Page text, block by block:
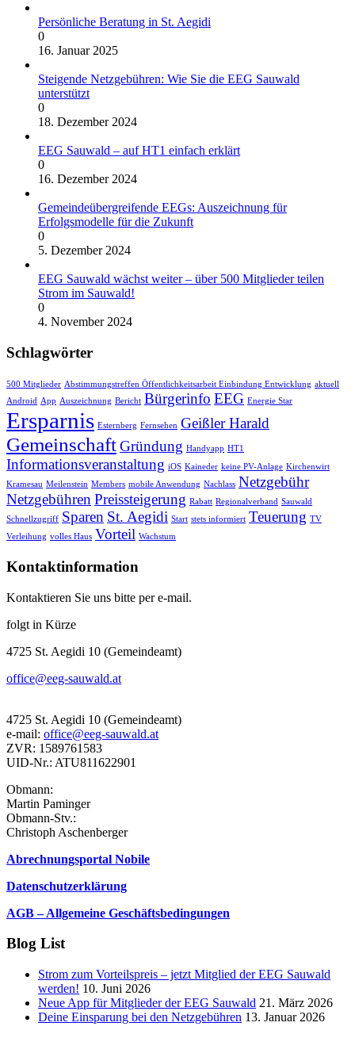
Persönliche Beratung in St. Aegidi
0
16. Januar 2025
Steigende Netzgebühren: Wie Sie die EEG Sauwald
unterstützt
0
18. Dezember 2024
EEG Sauwald – auf HT1 einfach erklärt
0
16. Dezember 2024
Gemeindeübergreifende EEGs: Auszeichnung für
Erfolgsmodelle für die Zukunft
0
5. Dezember 2024
EEG Sauwald wächst weiter – über 500 Mitglieder teilen
Strom im Sauwald!
0
4. November 2024
Schlagwörter
500 Mitglieder Abstimmungstreffen Öffentlichkeitsarbeit Einbindung Entwicklung aktuell
Android App Auszeichnung Bericht Bürgerinfo EEG Energie Star
Ersparnis Esternberg Fernsehen Geißler Harald
GemeinschaftGründung Handyapp HT1
Informationsveranstaltung iOS Kaineder keine PV-Anlage Kirchenwirt
Kramesau Meilenstein Members mobile Anwendung Nachlass Netzgebühr
NetzgebührenPreissteigerung Rabatt Regionalverband Sauwald
Schnellzugriff Sparen St. Aegidi Start stets informiert Teuerung TV
Verleihung volles Haus Vorteil Wachstum
Kontaktinformation
Kontaktieren Sie uns bitte per e-mail.
folgt in Kürze
4725 St. Aegidi 10 (Gemeindeamt)
office@eeg-sauwald.at
4725 St. Aegidi 10 (Gemeindeamt)
e-mail: office@eeg-sauwald.at
ZVR: 1589761583
UID-Nr.: ATU811622901
Obmann:
Martin Paminger
Obmann-Stv.:
Christoph Aschenberger
Abrechnungsportal Nobile
Datenschutzerklärung
AGB – Allgemeine Geschäftsbedingungen
Blog List
Strom zum Vorteilspreis – jetzt Mitglied der EEG Sauwald
werden! 10. Juni 2026
Neue App für Mitglieder der EEG Sauwald 21. März 2026
Deine Einsparung bei den Netzgebühren 13. Januar 2026